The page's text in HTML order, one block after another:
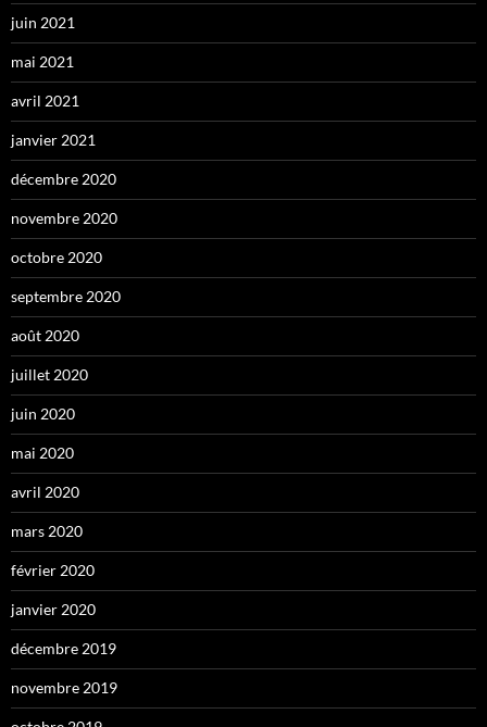
juin 2021
mai 2021
avril 2021
janvier 2021
décembre 2020
novembre 2020
octobre 2020
septembre 2020
août 2020
juillet 2020
juin 2020
mai 2020
avril 2020
mars 2020
février 2020
janvier 2020
décembre 2019
novembre 2019